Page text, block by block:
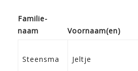
Familie­
naam
Voor­naam(en)
Steensma Jeltje